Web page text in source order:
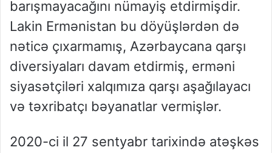
barışmayacağını nümayiş etdirmişdir.
Lakin Ermənistan bu döyüşlərdən də
nəticə çıxarmamış, Azərbaycana qarşı
diversiyaları davam etdirmiş, erməni
siyasətçiləri xalqımıza qarşı aşağılayacı
və təxribatçı bəyanatlar vermişlər.
2020-ci il 27 sentyabr tarixində atəşkəs